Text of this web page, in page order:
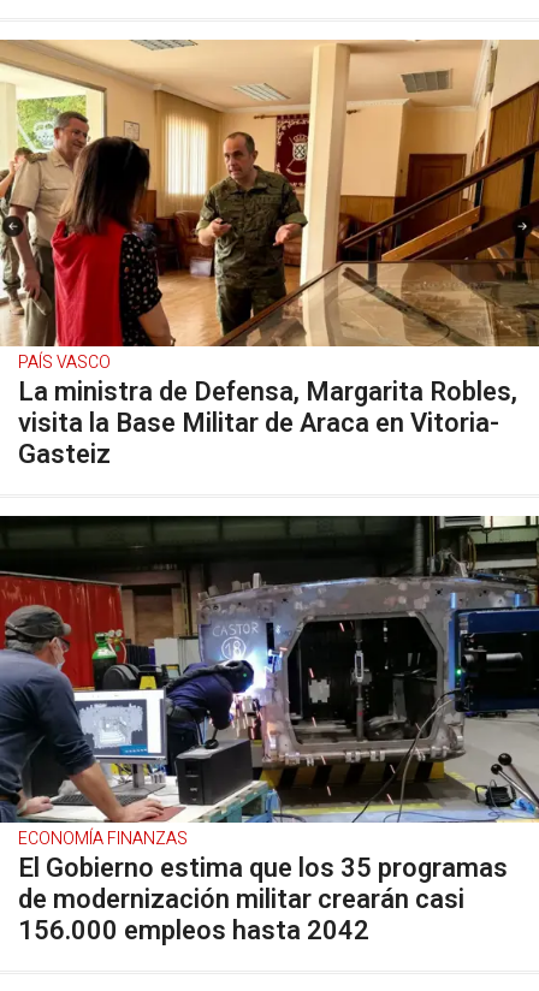
PAÍS VASCO
La ministra de Defensa, Margarita Robles,
visita la Base Militar de Araca en Vitoria-
Gasteiz
ECONOMÍA FINANZAS
El Gobierno estima que los 35 programas
de modernización militar crearán casi
156.000 empleos hasta 2042